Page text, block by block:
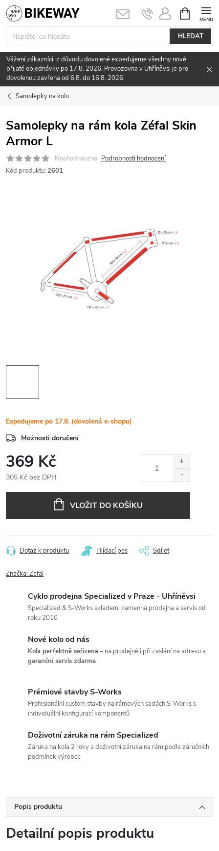
Přejít
na
obsah
HLEDAT
NÁKUPNÍ
KOŠÍK
Vážení zákazníci, z důvodu dovolené expedujeme všechny nově
přijaté objednávky po 17.8. 2026. Provozovna v Uhříněvsi je pro
dovolenou zavřena od 6.8. do 16.8. 2026.
Samolepky na kolo
Samolepky na rám kola Zéfal Skin
Armor L
Neohodnoceno Podrobnosti hodnocení
Kód produktu: 2601
Expedujeme po 17.8. (dovolená e-shopu)
Možnosti doručení
369 Kč
305 Kč bez DPH
VLOŽIT DO KOŠÍKU
Dotaz k produktu Hlídací pes Sdílet
Značka:Zefal
Cyklo prodejna Specialized v Praze - Uhříněvsi
Specialized & S-Works skladem, kamenná prodejna a servis od
roku 2010
Nové kolo od nás
Kola perfektně seřízená– na prodejně i při zaslání na adresu a
garanční servis zdarma
Prémiové stavby S-Works
Profesionální custom stavby na rámových sadách S-Works s
individuální konfigurací komponentů
Doživotní záruka na rám Specialized
Záruka na kola 2 roky a doživotní záruka na rám podle záručních
podmínek výrobce
Popis produktu
Detailní popis produktu